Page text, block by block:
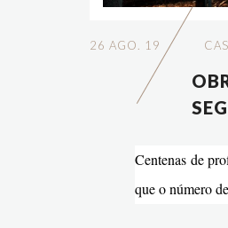
26 AGO. 19
Centenas de
que o número